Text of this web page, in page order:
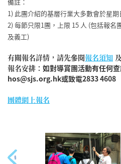
備註：
1) 此團介紹的基層行業大多數會於星
2) 每節只限1團，上限 15 人 (包括報名
及義工)
有關報名詳情，​請先參閱報名須知 及
報名安排： 如對導賞團活動有任何
hos@sjs.org.hk或致電2833 4608
團體網上報名